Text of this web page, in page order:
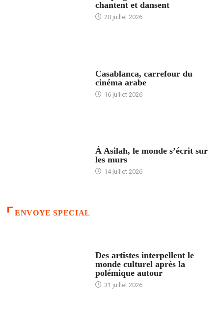
chantent et dansent
20 juillet 2026
Casablanca, carrefour du
cinéma arabe
16 juillet 2026
À Asilah, le monde s’écrit sur
les murs
14 juillet 2026
ENVOYE SPECIAL
Des artistes interpellent le
monde culturel après la
polémique autour
31 juillet 2026